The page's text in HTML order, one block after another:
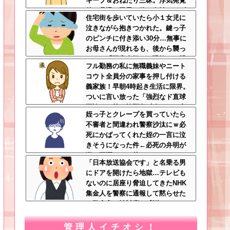
後、我慢の限界で他の女性とスピ
ード婚した結果ｗｗｗｗｗ
住宅街を歩いていたら小１女児に
泣きながら抱きつかれた。鍵っ子
のピンチに付き添い30分…無事に
お母さんが現れるも、後から襲っ
てきた「不審者扱いの恐怖」←親
切心が裏目に出るかもしれない世
の中怖すぎる
フル勤務の私に無職義妹やニート
コウト全員分の家事を押し付ける
義家族！早朝4時起き生活に限界。
ついに言い放った「強烈なド直球
正論」に義一族阿鼻叫喚ｗｗ←怠
け者どもに正論のナイフをグサリ
姪っ子とクレープを買っていたら
不審者と間違われ警察沙汰にｗ必
死にかばってくれた姪の一言に泣
きそうになった件←必死の弁明が
逆に不憫すぎて草
「日本放送協会です」と名乗る男
にドアを開けたら地獄…テレビも
ないのに居座り脅迫してきたNHK
集金人を警察に通報して黙らせた
←警察官の神対応に感謝しかない
管理人イチオシ！